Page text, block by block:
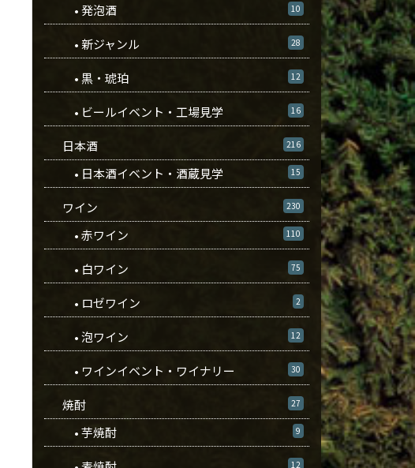
• 発泡酒 10
• 新ジャンル 28
• 黒・琥珀 12
• ビールイベント・工場見学 16
日本酒 216
• 日本酒イベント・酒蔵見学 15
ワイン 230
• 赤ワイン 110
• 白ワイン 75
• ロゼワイン 2
• 泡ワイン 12
• ワインイベント・ワイナリー 30
焼酎 27
• 芋焼酎 9
12